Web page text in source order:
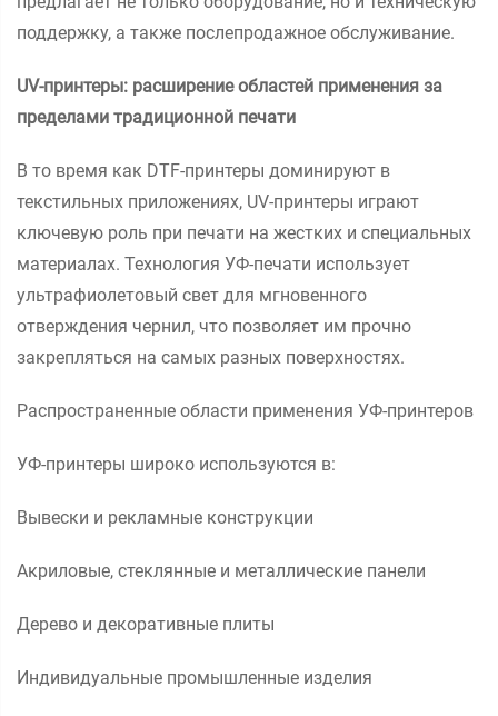
поддержку, а также послепродажное обслуживание.
UV-принтеры: расширение областей применения за
пределами традиционной печати
В то время как DTF-принтеры доминируют в
текстильных приложениях, UV-принтеры играют
ключевую роль при печати на жестких и специальных
материалах. Технология УФ-печати использует
ультрафиолетовый свет для мгновенного
отверждения чернил, что позволяет им прочно
закрепляться на самых разных поверхностях.
Распространенные области применения УФ-принтеров
УФ-принтеры широко используются в:
Вывески и рекламные конструкции
Акриловые, стеклянные и металлические панели
Дерево и декоративные плиты
Индивидуальные промышленные изделия